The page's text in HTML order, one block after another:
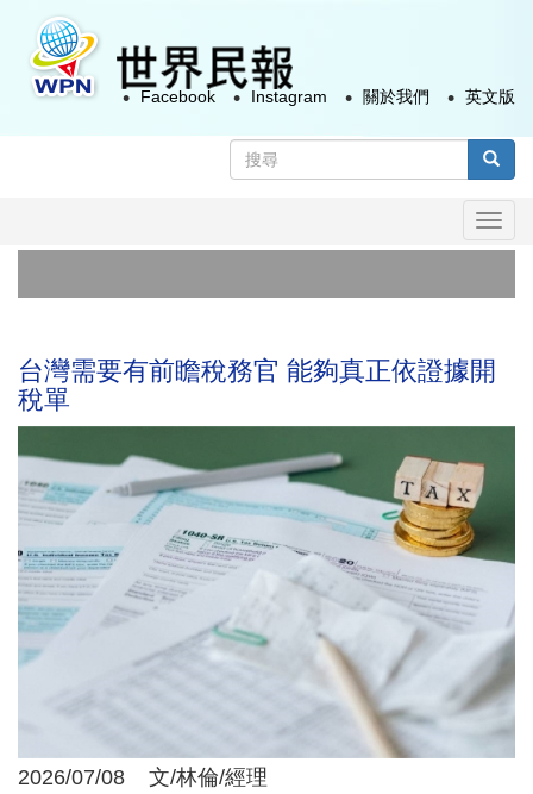
容
搜
尋
Facebook Instagram 關於我們 英文版
台灣需要有前瞻稅務官 能夠真正依證據開
稅單
2026/07/08 文/林倫/經理